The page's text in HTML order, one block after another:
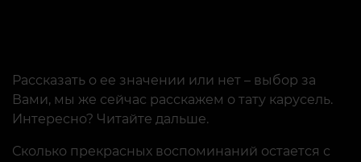
Рассказать о ее значении или нет – выбор за
Вами, мы же сейчас расскажем о тату карусель.
Интересно? Читайте дальше.
Сколько прекрасных воспоминаний остается с